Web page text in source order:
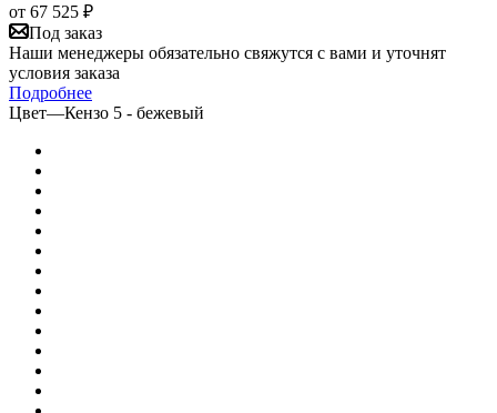
от 67 525 ₽
Под заказ
Наши менеджеры обязательно свяжутся с вами и уточнят
условия заказа
Подробнее
Цвет—Кензо 5 - бежевый